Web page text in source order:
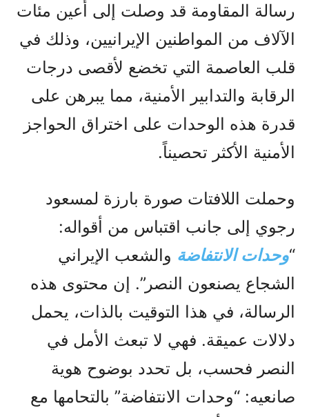
رسالة المقاومة قد وصلت إلى أعين مئات
الآلاف من المواطنين الإيرانيين، وذلك في
قلب العاصمة التي تخضع لأقصى درجات
الرقابة والتدابير الأمنية، مما يبرهن على
قدرة هذه الوحدات على اختراق الحواجز
الأمنية الأكثر تحصيناً.
وحملت اللافتات صورة بارزة لمسعود
رجوي إلى جانب اقتباس من أقواله:
“وحدات الانتفاضة والشعب الإيراني
الشجاع يصنعون النصر”. إن محتوى هذه
الرسالة، في هذا التوقيت بالذات، يحمل
دلالات عميقة. فهي لا تبعث الأمل في
النصر فحسب، بل تحدد بوضوح هوية
صانعيه: “وحدات الانتفاضة” بالتحامها مع